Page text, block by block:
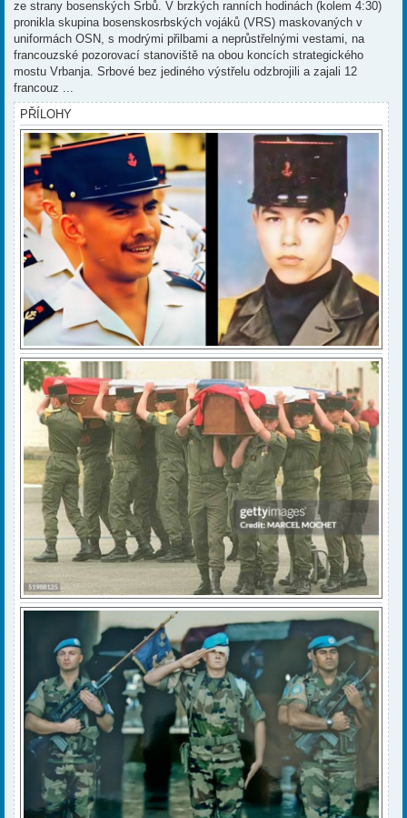
ze strany bosenských Srbů. V brzkých ranních hodinách (kolem 4:30)
pronikla skupina bosenskosrbských vojáků (VRS) maskovaných v
uniformách OSN, s modrými přilbami a neprůstřelnými vestami, na
francouzské pozorovací stanoviště na obou koncích strategického
mostu Vrbanja. Srbové bez jediného výstřelu odzbrojili a zajali 12
francouz ...
PŘÍLOHY